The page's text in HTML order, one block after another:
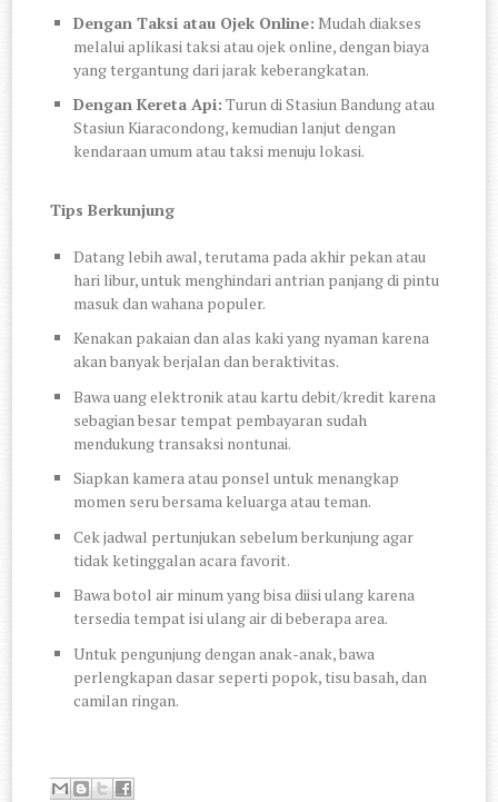
Dengan Taksi atau Ojek Online: Mudah diakses
melalui aplikasi taksi atau ojek online, dengan biaya
yang tergantung dari jarak keberangkatan.
Dengan Kereta Api: Turun di Stasiun Bandung atau
Stasiun Kiaracondong, kemudian lanjut dengan
kendaraan umum atau taksi menuju lokasi.
Tips Berkunjung
Datang lebih awal, terutama pada akhir pekan atau
hari libur, untuk menghindari antrian panjang di pintu
masuk dan wahana populer.
Kenakan pakaian dan alas kaki yang nyaman karena
akan banyak berjalan dan beraktivitas.
Bawa uang elektronik atau kartu debit/kredit karena
sebagian besar tempat pembayaran sudah
mendukung transaksi nontunai.
Siapkan kamera atau ponsel untuk menangkap
momen seru bersama keluarga atau teman.
Cek jadwal pertunjukan sebelum berkunjung agar
tidak ketinggalan acara favorit.
Bawa botol air minum yang bisa diisi ulang karena
tersedia tempat isi ulang air di beberapa area.
Untuk pengunjung dengan anak-anak, bawa
perlengkapan dasar seperti popok, tisu basah, dan
camilan ringan.